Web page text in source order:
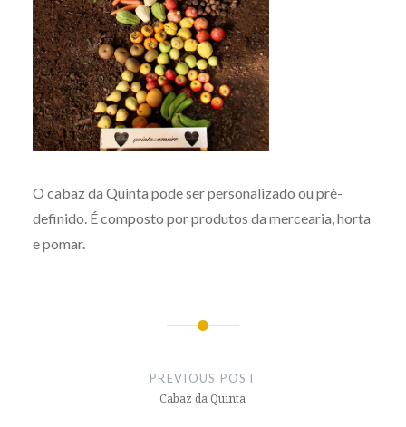
O cabaz da Quinta pode ser personalizado ou pré-
definido. É composto por produtos da mercearia, horta
e pomar.
PREVIOUS POST
Cabaz da Quinta